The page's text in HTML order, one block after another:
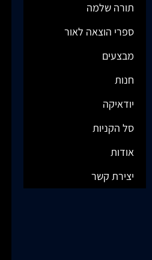
תורה שלמה
ספרי הוצאה לאור
מבצעים
חנות
יודאיקה
סל הקניות
אודות
יצירת קשר